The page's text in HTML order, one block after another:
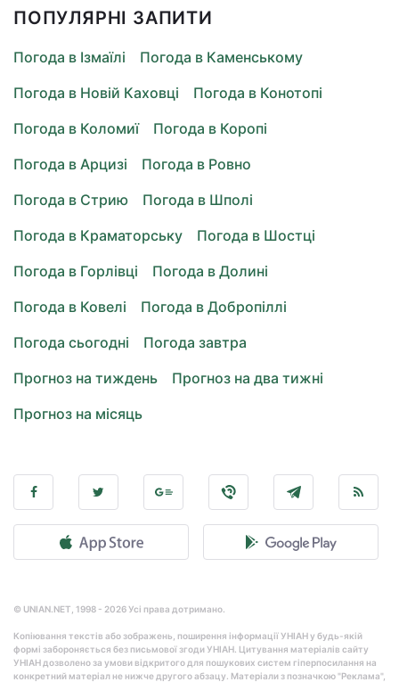
ПОПУЛЯРНІ ЗАПИТИ
Погода в Ізмаїлі
Погода в Каменському
Погода в Новій Каховці
Погода в Конотопі
Погода в Коломиї
Погода в Коропі
Погода в Арцизі
Погода в Ровно
Погода в Стрию
Погода в Шполі
Погода в Краматорську
Погода в Шостці
Погода в Горлівці
Погода в Долині
Погода в Ковелі
Погода в Добропіллі
Погода сьогодні
Погода завтра
Прогноз на тиждень
Прогноз на два тижні
Прогноз на місяць
© UNIAN.NET, 1998 - 2026 Усі права дотримано.
Копіювання текстів або зображень, поширення інформації УНІАН у будь-якій
формі забороняється без письмової згоди УНІАН. Цитування матеріалів сайту
УНІАН дозволено за умови відкритого для пошукових систем гіперпосилання на
конкретний матеріал не нижче другого абзацу. Матеріали з позначкою "Реклама",